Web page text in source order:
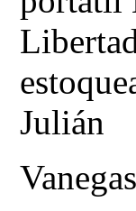
Julián